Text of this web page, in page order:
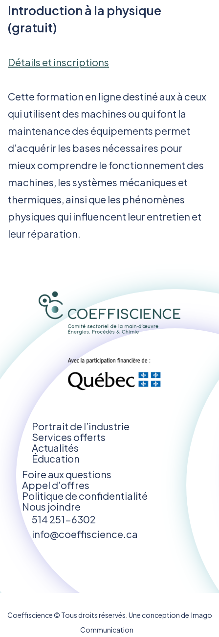
Introduction à la physique
(gratuit)
Détails et inscriptions
Cette formation en ligne destiné aux à ceux
qui utilisent des machines ou qui font la
maintenance des équipements permet
d’acquérir les bases nécessaires pour
mieux comprendre le fonctionnement des
machines, les systèmes mécaniques et
thermiques, ainsi que les phénomènes
physiques qui influencent leur entretien et
leur réparation.
Portrait de l’industrie
Services offerts
Actualités
Éducation
Foire aux questions
Appel d’offres
Politique de confidentialité
Nous joindre
514 251-6302
info@coeffiscience.ca
Coeffiscience © Tous droits réservés. Une conception de Imago
Communication